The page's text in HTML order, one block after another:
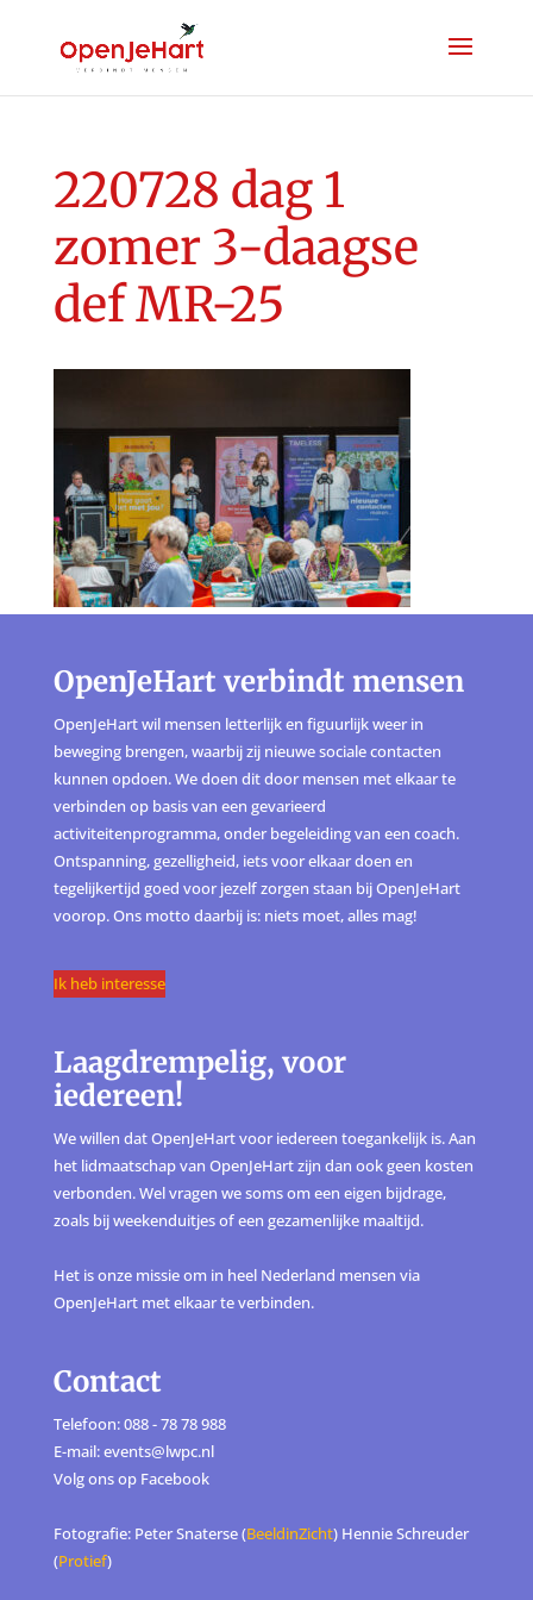
220728 dag 1
zomer 3-daagse
def MR-25
OpenJeHart verbindt mensen
OpenJeHart wil mensen letterlijk en figuurlijk weer in
beweging brengen, waarbij zij nieuwe sociale contacten
kunnen opdoen. We doen dit door mensen met elkaar te
verbinden op basis van een gevarieerd
activiteitenprogramma, onder begeleiding van een coach.
Ontspanning, gezelligheid, iets voor elkaar doen en
tegelijkertijd goed voor jezelf zorgen staan bij OpenJeHart
voorop. Ons motto daarbij is: niets moet, alles mag!
Ik heb interesse
Laagdrempelig, voor
iedereen!
We willen dat OpenJeHart voor iedereen toegankelijk is. Aan
het lidmaatschap van OpenJeHart zijn dan ook geen kosten
verbonden. Wel vragen we soms om een eigen bijdrage,
zoals bij weekenduitjes of een gezamenlijke maaltijd.
Het is onze missie om in heel Nederland mensen via
OpenJeHart met elkaar te verbinden.
Contact
Telefoon: 088 - 78 78 988
E-mail: events@lwpc.nl
Volg ons op Facebook
Fotografie: Peter Snaterse (BeeldinZicht) Hennie Schreuder
(Protief)